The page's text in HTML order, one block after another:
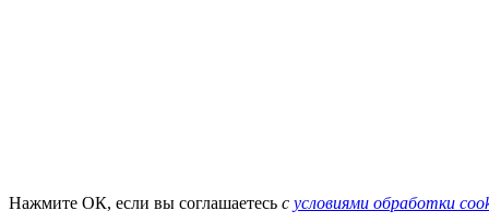
Нажмите ОК, если вы соглашаетесь с условиями обработки